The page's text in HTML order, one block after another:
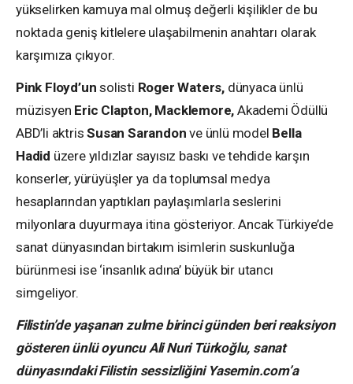
yükselirken kamuya mal olmuş değerli kişilikler de bu
noktada geniş kitlelere ulaşabilmenin anahtarı olarak
karşımıza çıkıyor.
Pink Floyd’un solisti Roger Waters, dünyaca ünlü
müzisyen Eric Clapton, Macklemore,Akademi Ödüllü
ABD’li aktrisSusan Sarandonve ünlü model Bella
Hadid üzere yıldızlar sayısız baskı ve tehdide karşın
konserler, yürüyüşler ya da toplumsal medya
hesaplarından yaptıkları paylaşımlarla seslerini
milyonlara duyurmaya itina gösteriyor. Ancak Türkiye’de
sanat dünyasından birtakım isimlerin suskunluğa
bürünmesi ise ‘insanlık adına’ büyük bir utancı
simgeliyor.
Filistin’de yaşanan zulme birinci günden beri reaksiyon
gösteren ünlü oyuncu Ali Nuri Türkoğlu, sanat
dünyasındaki Filistin sessizliğini Yasemin.com’a